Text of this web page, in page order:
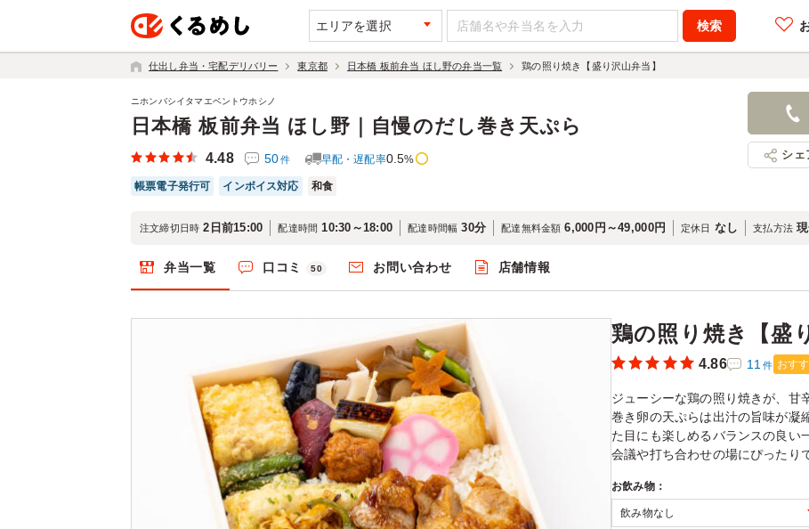
エリアを選択
店舗名：日
仕出し弁当・宅配デリバリー 東京都 日本橋 板前弁当 ほし野の弁当一覧 鶏の照り焼き【盛り沢山弁当】
日本橋 板前弁当 ほし野｜自慢のだし巻き天ぷら
ニホンバシイタマエベントウホシノ
4.48 50件 早配・遅配率0.5%
帳票電子発行可 インボイス対応 和食
シェ
注文締切日時 2日前15:00 配達時間 10:30～18:00 配達時間幅 30分 配達無料金額 6,000円～49,000円 定休日 なし 支払方法
弁当一覧 口コミ 50 お問い合わせ 店舗情報
鶏の照り焼き【盛
4.86 11 件 おす
ジューシーな鶏の照り焼きが、甘
巻き卵の天ぷらは出汁の旨味が凝
た目にも楽しめるバランスの良い
会議や打ち合わせの場にぴったり
お飲み物：